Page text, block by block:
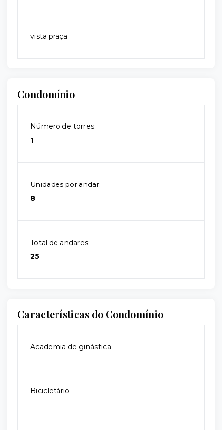
vista praça
Condomínio
Número de torres:
1
Unidades por andar:
8
Total de andares:
25
Características do Condomínio
Academia de ginástica
Bicicletário